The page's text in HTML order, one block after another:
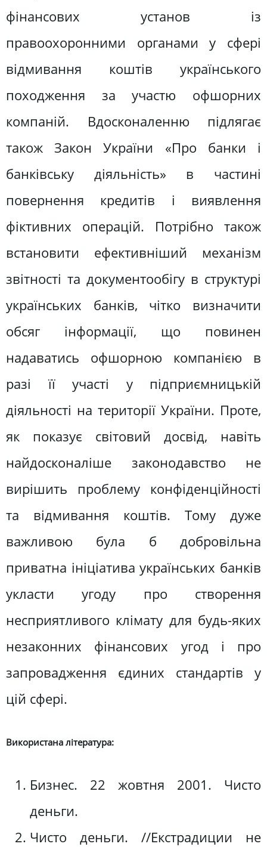
фінансових установ із
правоохоронними органами у сфері
відмивання коштів українського
походження за участю офшорних
компаній. Вдосконаленню підлягає
також Закон України «Про банки і
банківську діяльність» в частині
повернення кредитів і виявлення
фіктивних операцій. Потрібно також
встановити ефективніший механізм
звітності та документообігу в структурі
українських банків, чітко визначити
обсяг інформації, що повинен
надаватись офшорною компанією в
разі її участі у підприємницькій
діяльності на території України. Проте,
як показує світовий досвід, навіть
найдосконаліше законодавство не
вирішить проблему конфіденційності
та відмивання коштів. Тому дуже
важливою була б добровільна
приватна ініціатива українських банків
укласти угоду про створення
несприятливого клімату для будь-яких
незаконних фінансових угод і про
запровадження єдиних стандартів у
цій сфері.
Використана література:
Бизнес. 22 жовтня 2001. Чисто
деньги.
Чисто деньги. //Екстрадиции не